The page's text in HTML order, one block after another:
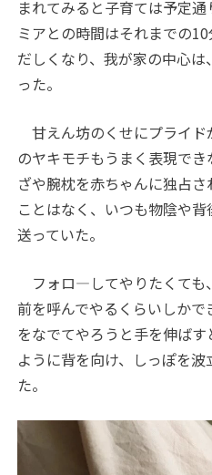
まれてみると子育ては予定通
ミアとの時間はそれまでの
だしくなり、我が家の中心
った。
甘えん坊のくせにプライ
のヤキモチもうまく表現で
ざや腕枕を赤ちゃんに独占
ことはなく、いつも物陰や
送っていた。
フォロ―してやりたくても
前を呼んでやるくらいしか
をなでてやろうと手を伸ば
ように背を向け、しっぽを
た。